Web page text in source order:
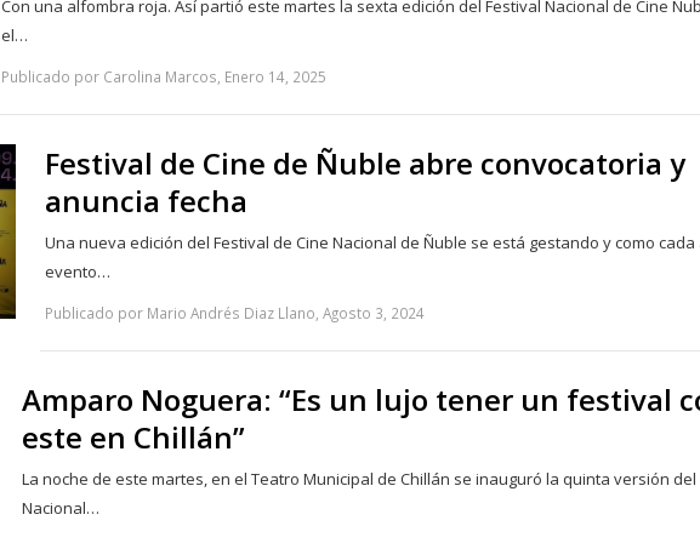
Con una alfombra roja. Así partió este martes la sexta edición del Festival Nacional de Cine
el…
Publicado por Carolina Marcos, Enero 14, 2025
Festival de Cine de Ñuble abre convocatoria y
anuncia fecha
Una nueva edición del Festival de Cine Nacional de Ñuble se está gestando y como cada
evento…
Publicado por Mario Andrés Diaz Llano, Agosto 3, 2024
Amparo Noguera: “Es un lujo tener un festival
este en Chillán”
La noche de este martes, en el Teatro Municipal de Chillán se inauguró la quinta versión del
Nacional…